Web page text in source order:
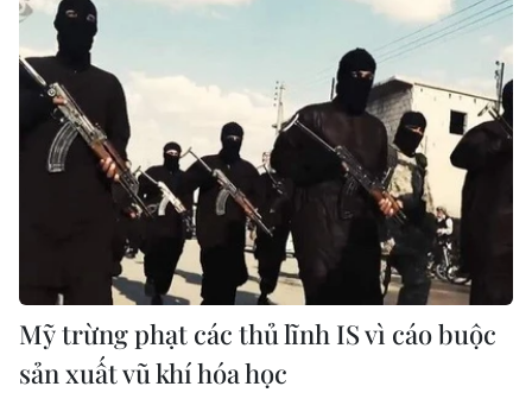
Mỹ trừng phạt các thủ lĩnh IS vì cáo buộc
sản xuất vũ khí hóa học